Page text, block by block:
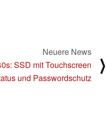
Neuere News
SSD mit Touchscreen
und Passwordschutz
⟩